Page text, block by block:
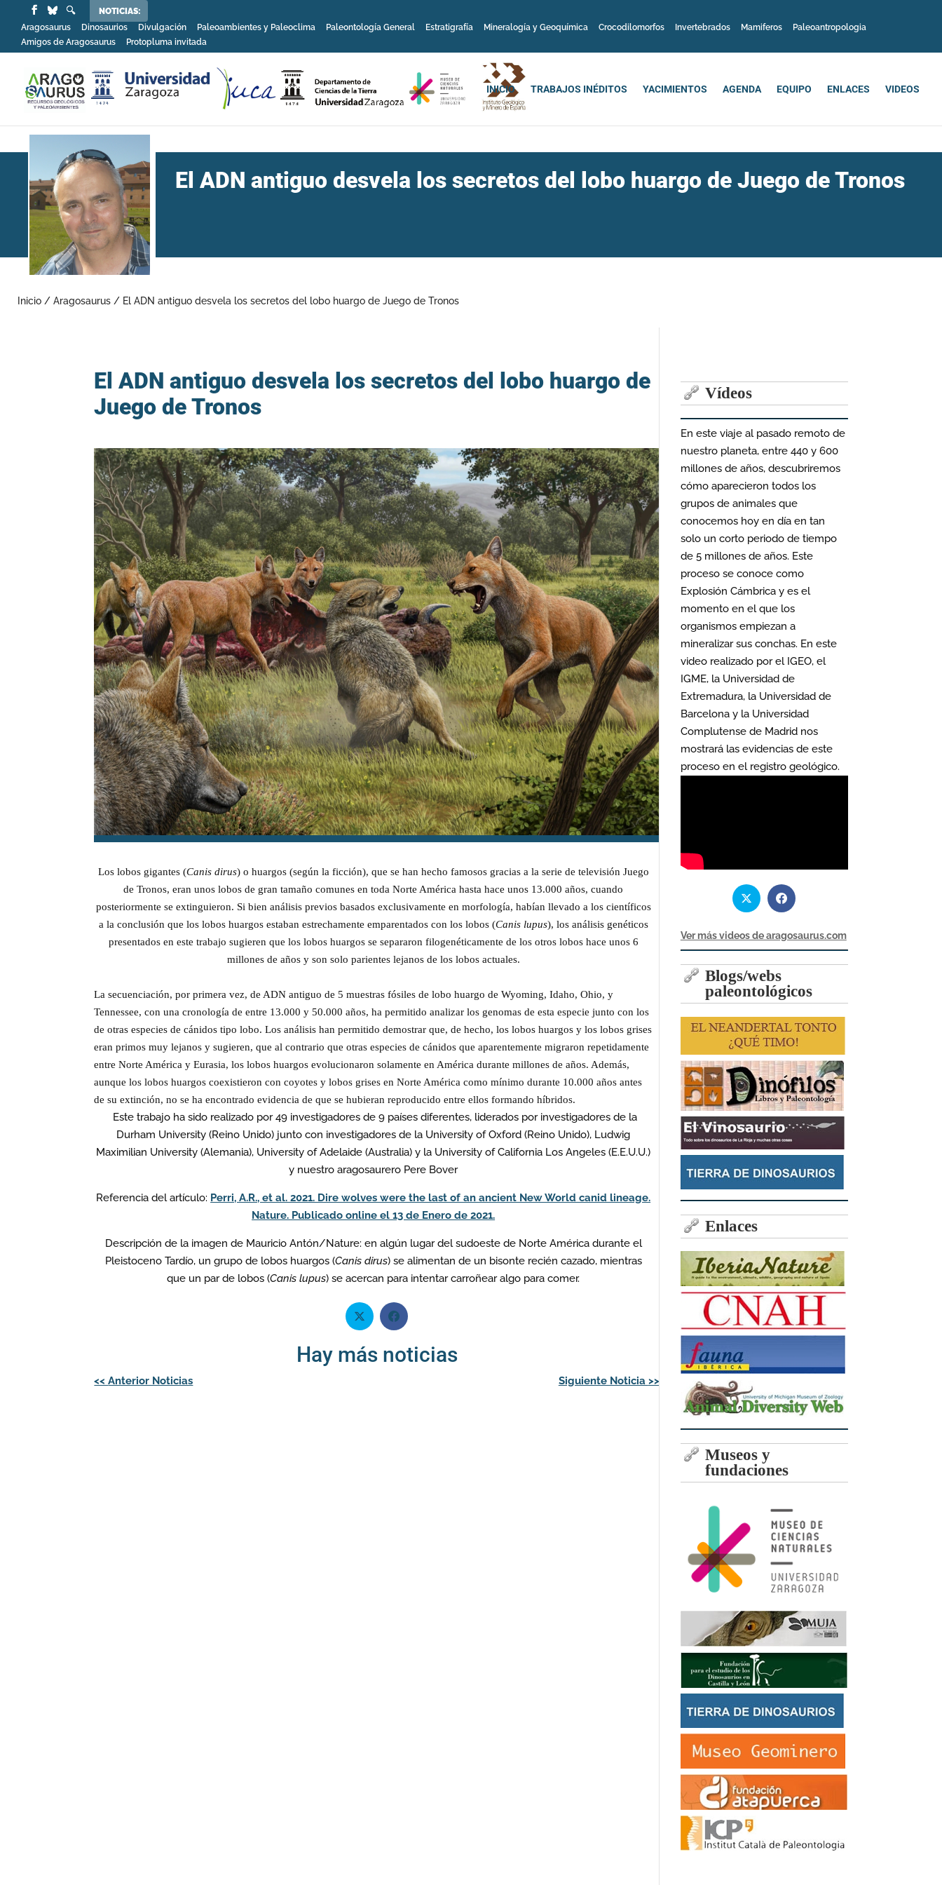
NOTICIAS:
Aragosaurus
Dinosaurios Divulgación Paleoambientes y Paleoclima Paleontología General Estratigrafía Mineralogía y Geoquímica Crocodilomorfos Invertebrados Mamiferos
Paleoantropologia
Amigos de Aragosaurus
Protopluma invitada
INICIO TRABAJOS INÉDITOS YACIMIENTOS AGENDA EQUIPO ENLACES VIDEOS
El ADN antiguo desvela los secretos del lobo huargo de Juego de Tronos
Inicio / Aragosaurus / El ADN antiguo desvela los secretos del lobo huargo de Juego de Tronos
El ADN antiguo desvela los secretos del lobo huargo de
Juego de Tronos
Los lobos gigantes (Canis dirus) o huargos (según la ficción), que se han hecho famosos gracias a la serie de televisión Juego
de Tronos, eran unos lobos de gran tamaño comunes en toda Norte América hasta hace unos 13.000 años, cuando
posteriormente se extinguieron. Si bien análisis previos basados exclusivamente en morfología, habían llevado a los científicos
a la conclusión que los lobos huargos estaban estrechamente emparentados con los lobos (Canis lupus), los análisis genéticos
presentados en este trabajo sugieren que los lobos huargos se separaron filogenéticamente de los otros lobos hace unos 6
millones de años y son solo parientes lejanos de los lobos actuales.
La secuenciación, por primera vez, de ADN antiguo de 5 muestras fósiles de lobo huargo de Wyoming, Idaho, Ohio, y
Tennessee, con una cronología de entre 13.000 y 50.000 años, ha permitido analizar los genomas de esta especie junto con los
de otras especies de cánidos tipo lobo. Los análisis han permitido demostrar que, de hecho, los lobos huargos y los lobos grises
eran primos muy lejanos y sugieren, que al contrario que otras especies de cánidos que aparentemente migraron repetidamente
entre Norte América y Eurasia, los lobos huargos evolucionaron solamente en América durante millones de años. Además,
aunque los lobos huargos coexistieron con coyotes y lobos grises en Norte América como mínimo durante 10.000 años antes
de su extinción, no se ha encontrado evidencia de que se hubieran reproducido entre ellos formando híbridos.
Este trabajo ha sido realizado por 49 investigadores de 9 países diferentes, liderados por investigadores de la
Durham University (Reino Unido) junto con investigadores de la University of Oxford (Reino Unido), Ludwig
Maximilian University (Alemania), University of Adelaide (Australia) y la University of California Los Angeles (E.E.U.U.)
y nuestro aragosaurero Pere Bover
Referencia del artículo: Perri, A.R., et al. 2021. Dire wolves were the last of an ancient New World canid lineage.
Nature. Publicado online el 13 de Enero de 2021.
Descripción de la imagen de Mauricio Antón/Nature: en algún lugar del sudoeste de Norte América durante el
Pleistoceno Tardío, un grupo de lobos huargos (Canis dirus) se alimentan de un bisonte recién cazado, mientras
que un par de lobos (Canis lupus) se acercan para intentar carroñear algo para comer.
Hay más noticias
Navegación
<<Anterior Noticias Siguiente Noticia >>
Vídeos
En este viaje al pasado remoto de
nuestro planeta, entre 440 y 600
millones de años, descubriremos
cómo aparecieron todos los
grupos de animales que
conocemos hoy en día en tan
solo un corto periodo de tiempo
de 5 millones de años. Este
proceso se conoce como
Explosión Cámbrica y es el
momento en el que los
organismos empiezan a
mineralizar sus conchas. En este
video realizado por el IGEO, el
IGME, la Universidad de
Extremadura, la Universidad de
Barcelona y la Universidad
Complutense de Madrid nos
mostrará las evidencias de este
proceso en el registro geológico.
Ver más videos de aragosaurus.com
Blogs/webs
paleontológicos
Enlaces
Museos y
fundaciones